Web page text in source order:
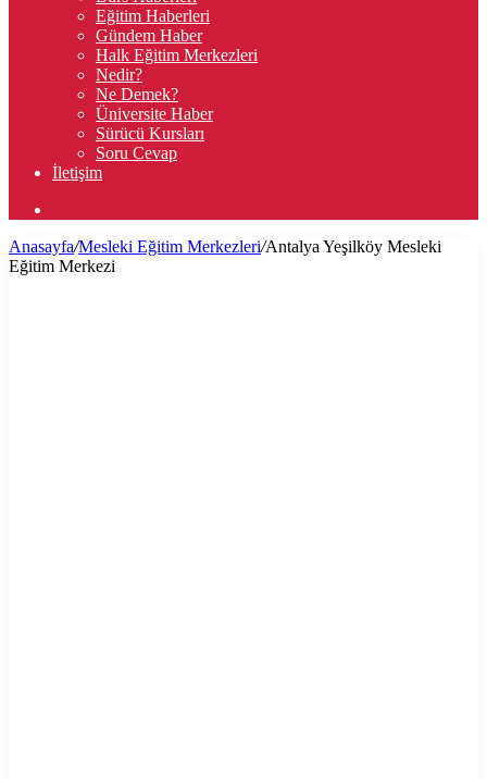
Eğitim Haberleri
Gündem Haber
Halk Eğitim Merkezleri
Nedir?
Ne Demek?
Üniversite Haber
Sürücü Kursları
Soru Cevap
İletişim
...
Anasayfa/Mesleki Eğitim Merkezleri/Antalya Yeşilköy Mesleki
Eğitim Merkezi